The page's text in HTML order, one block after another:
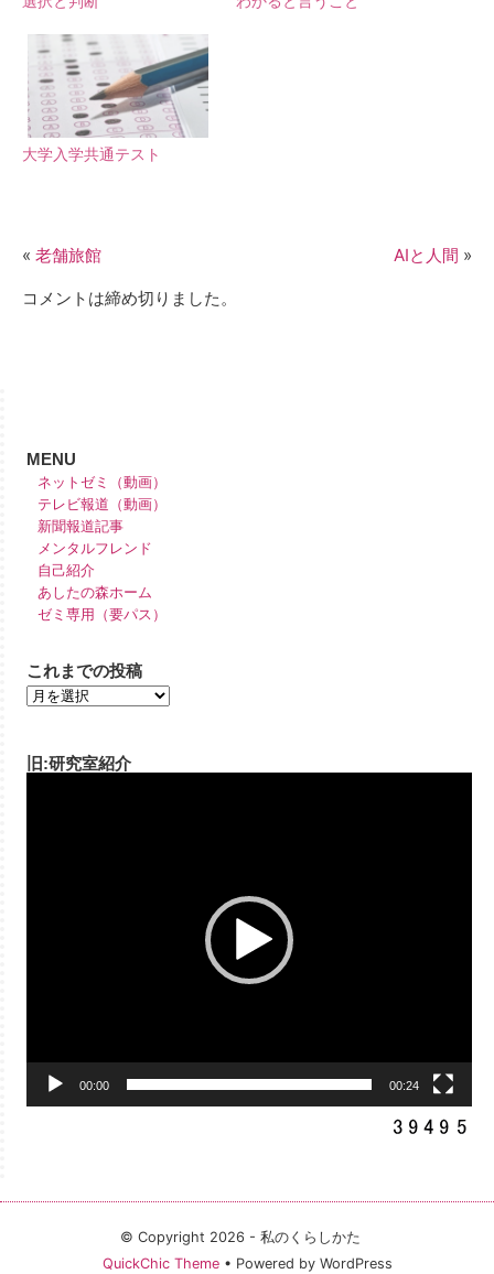
大学入学共通テスト
« 老舗旅館 AIと人間 »
コメントは締め切りました。
MENU
ネットゼミ（動画）
テレビ報道（動画）
新聞報道記事
メンタルフレンド
自己紹介
あしたの森ホーム
ゼミ専用（要パス）
これまでの投稿
旧:研究室紹介
00:00 00:24
© Copyright 2026 - 私のくらしかた
QuickChic Theme• Powered by WordPress